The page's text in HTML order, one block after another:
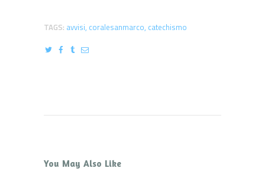
TAGS: avvisi, coralesanmarco, catechismo
You May Also Like